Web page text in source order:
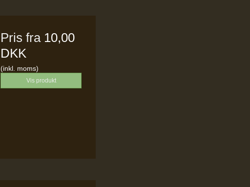
Pris fra 10,00
DKK
(inkl. moms)
Vis produkt